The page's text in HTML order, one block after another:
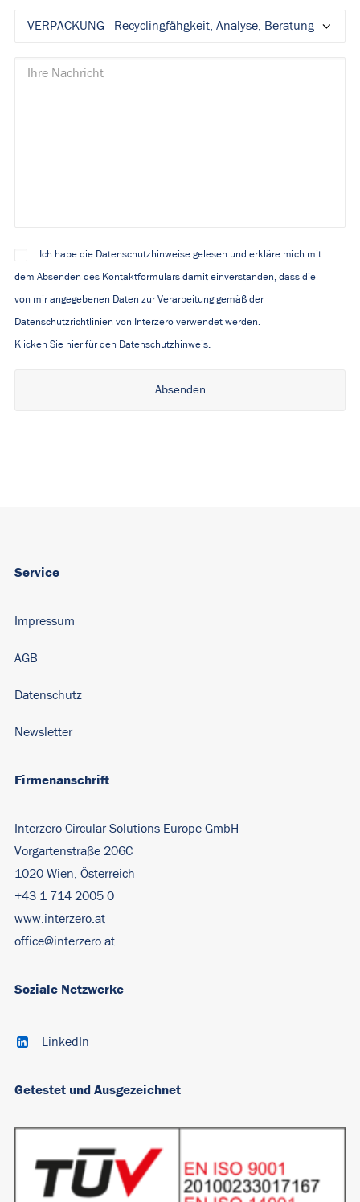
Ich habe die Datenschutzhinweise gelesen und erkläre mich mit
dem Absenden des Kontaktformulars damit einverstanden, dass die
von mir angegebenen Daten zur Verarbeitung gemäß der
Datenschutzrichtlinien von Interzero verwendet werden.
Klicken Sie hier für den Datenschutzhinweis.
Firmenanschrift
Interzero Circular Solutions Europe GmbH
Vorgartenstraße 206C
1020 Wien, Österreich
+43 1 714 2005 0
www.interzero.at
office@interzero.at
Service
Impressum
AGB
Datenschutz
Newsletter
Soziale Netzwerke
LinkedIn
Getestet und Ausgezeichnet